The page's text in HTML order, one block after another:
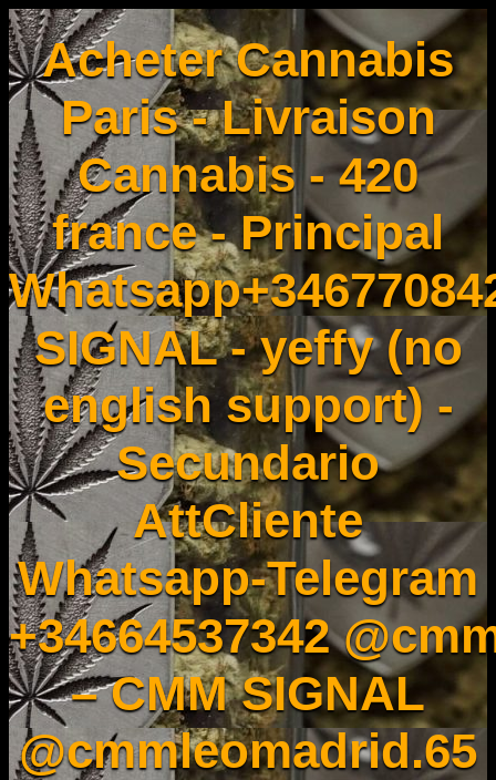
Acheter Cannabis
Paris - Livraison
Cannabis - 420
france - Principal
SIGNAL - yeffy (no
english support) -
Secundario
AttCliente
Whatsapp-Telegram
+34664537342
– CMM SIGNAL
@cmmleomadrid.65